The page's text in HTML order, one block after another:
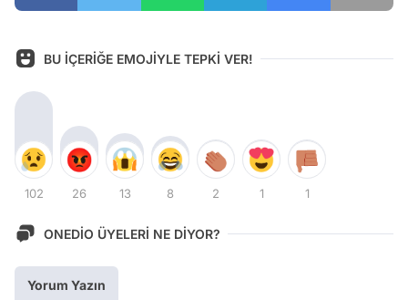
BU İÇERİĞE EMOJİYLE TEPKİ VER!
102 26 13 8 2 1 1
ONEDİO ÜYELERİ NE DİYOR?
Yorum Yazın